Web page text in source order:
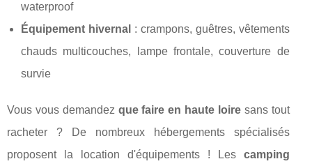
waterproof
Équipement hivernal : crampons, guêtres, vêtements
chauds multicouches, lampe frontale, couverture de
survie
Vous vous demandez que faire en haute loiresans tout
racheter ? De nombreux hébergements spécialisés
proposent la location d'équipements ! Les camping